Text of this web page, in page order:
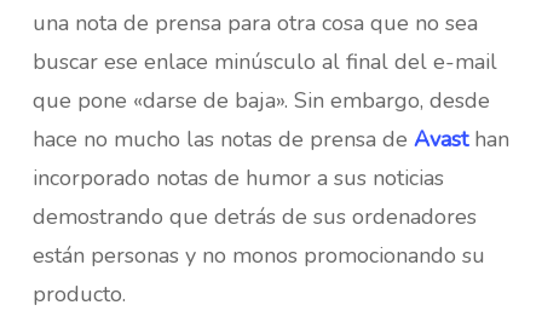
una nota de prensa para otra cosa que no sea
buscar ese enlace minúsculo al final del e-mail
que pone «darse de baja». Sin embargo, desde
hace no mucho las notas de prensa de Avasthan
incorporado notas de humor a sus noticias
demostrando que detrás de sus ordenadores
están personas y no monos promocionando su
producto.